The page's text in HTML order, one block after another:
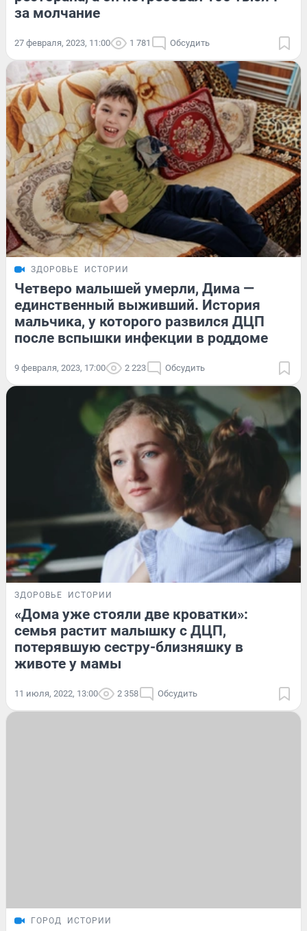
за молчание
27 февраля, 2023, 11:00 1 781 Обсудить
ЗДОРОВЬЕ ИСТОРИИ
Четверо малышей умерли, Дима —
единственный выживший. История
мальчика, у которого развился ДЦП
после вспышки инфекции в роддоме
9 февраля, 2023, 17:00 2 223 Обсудить
ЗДОРОВЬЕ ИСТОРИИ
«Дома уже стояли две кроватки»:
семья растит малышку с ДЦП,
потерявшую сестру-близняшку в
животе у мамы
11 июля, 2022, 13:00 2 358 Обсудить
ГОРОД ИСТОРИИ